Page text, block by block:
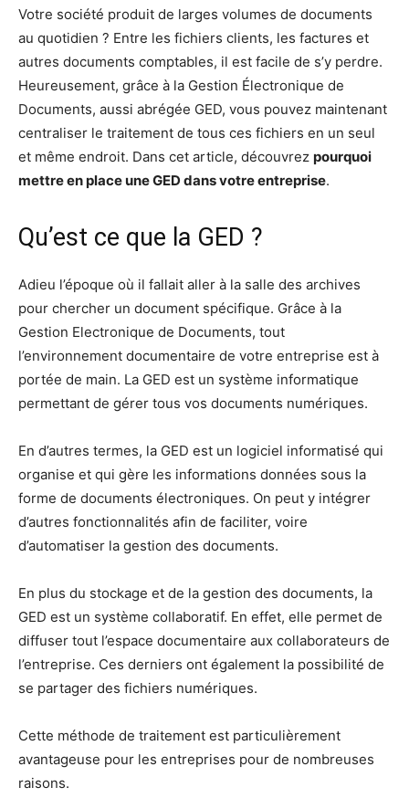
Votre société produit de larges volumes de documents
au quotidien ? Entre les fichiers clients, les factures et
autres documents comptables, il est facile de s’y perdre.
Heureusement, grâce à la Gestion Électronique de
Documents, aussi abrégée GED, vous pouvez maintenant
centraliser le traitement de tous ces fichiers en un seul
et même endroit. Dans cet article, découvrez pourquoi
mettre en place une GED dans votre entreprise.
Qu’est ce que la GED ?
Adieu l’époque où il fallait aller à la salle des archives
pour chercher un document spécifique. Grâce à la
Gestion Electronique de Documents, tout
l’environnement documentaire de votre entreprise est à
portée de main. La GED est un système informatique
permettant de gérer tous vos documents numériques.
En d’autres termes, la GED est un logiciel informatisé qui
organise et qui gère les informations données sous la
forme de documents électroniques. On peut y intégrer
d’autres fonctionnalités afin de faciliter, voire
d’automatiser la gestion des documents.
En plus du stockage et de la gestion des documents, la
GED est un système collaboratif. En effet, elle permet de
diffuser tout l’espace documentaire aux collaborateurs de
l’entreprise. Ces derniers ont également la possibilité de
se partager des fichiers numériques.
Cette méthode de traitement est particulièrement
avantageuse pour les entreprises pour de nombreuses
raisons.